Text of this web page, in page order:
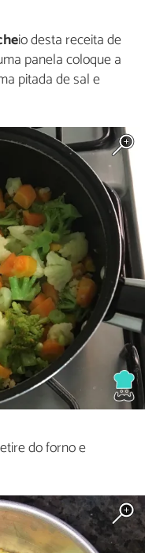
io desta receita de
panela coloque a
pitada de sal e
do forno e